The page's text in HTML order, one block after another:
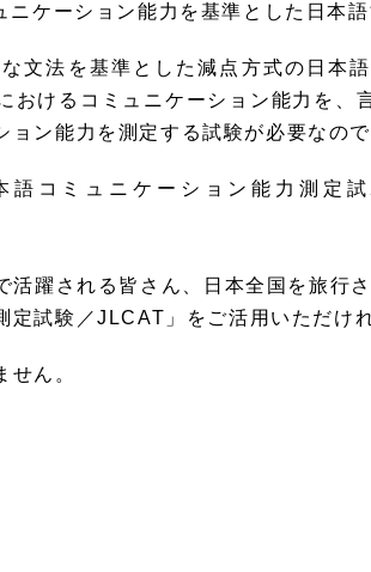
ケーション能力を基準とした日本
文法を基準とした減点方式の日本
けるコミュニケーション能力を、
ン能力を測定する試験が必要なので
コミュニケーション能力測定
活躍される皆さん、日本全国を旅行
試験／JLCAT」をご活用いただけ
ん。